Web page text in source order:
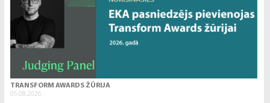
TRANSFORM AWARDS ŽŪRIJA
05.08.2026.